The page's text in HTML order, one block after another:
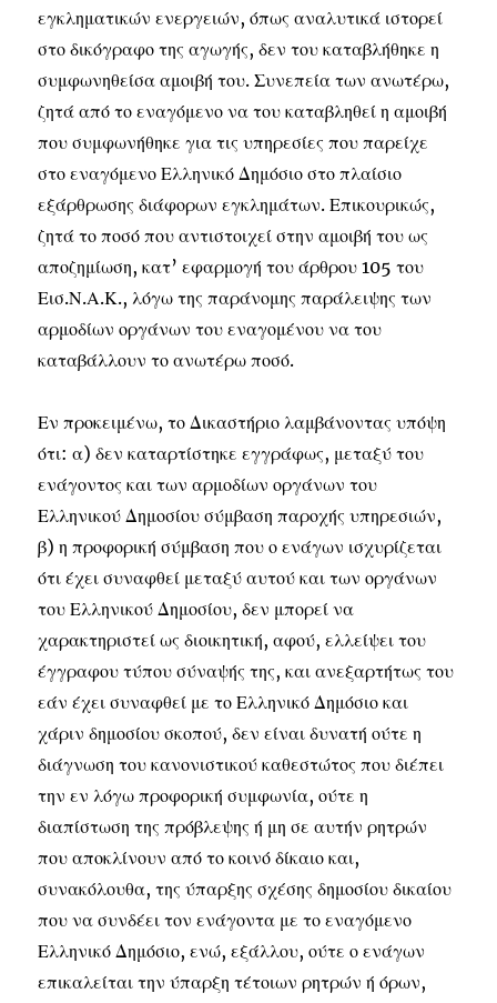
εγκληματικών ενεργειών, όπως αναλυτικά ιστορεί
στο δικόγραφο της αγωγής, δεν του καταβλήθηκε η
συμφωνηθείσα αμοιβή του. Συνεπεία των ανωτέρω,
ζητά από το εναγόμενο να του καταβληθεί η αμοιβή
που συμφωνήθηκε για τις υπηρεσίες που παρείχε
στο εναγόμενο Ελληνικό Δημόσιο στο πλαίσιο
εξάρθρωσης διάφορων εγκλημάτων. Επικουρικώς,
ζητά το ποσό που αντιστοιχεί στην αμοιβή του ως
αποζημίωση, κατ’ εφαρμογή του άρθρου 105 του
Εισ.Ν.Α.Κ., λόγω της παράνομης παράλειψης των
αρμοδίων οργάνων του εναγομένου να του
καταβάλλουν το ανωτέρω ποσό.
Εν προκειμένω, το Δικαστήριο λαμβάνοντας υπόψη
ότι: α) δεν καταρτίστηκε εγγράφως, μεταξύ του
ενάγοντος και των αρμοδίων οργάνων του
Ελληνικού Δημοσίου σύμβαση παροχής υπηρεσιών,
β) η προφορική σύμβαση που ο ενάγων ισχυρίζεται
ότι έχει συναφθεί μεταξύ αυτού και των οργάνων
του Ελληνικού Δημοσίου, δεν μπορεί να
χαρακτηριστεί ως διοικητική, αφού, ελλείψει του
έγγραφου τύπου σύναψής της, και ανεξαρτήτως του
εάν έχει συναφθεί με το Ελληνικό Δημόσιο και
χάριν δημοσίου σκοπού, δεν είναι δυνατή ούτε η
διάγνωση του κανονιστικού καθεστώτος που διέπει
την εν λόγω προφορική συμφωνία, ούτε η
διαπίστωση της πρόβλεψης ή μη σε αυτήν ρητρών
που αποκλίνουν από το κοινό δίκαιο και,
συνακόλουθα, της ύπαρξης σχέσης δημοσίου δικαίου
που να συνδέει τον ενάγοντα με το εναγόμενο
Ελληνικό Δημόσιο, ενώ, εξάλλου, ούτε ο ενάγων
επικαλείται την ύπαρξη τέτοιων ρητρών ή όρων,